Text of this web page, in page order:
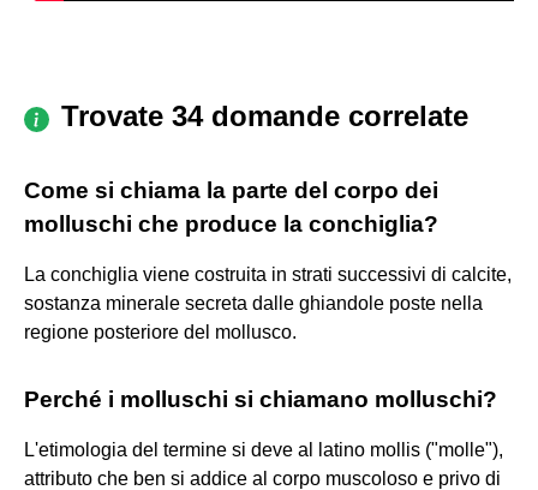
Trovate 34 domande correlate
Come si chiama la parte del corpo dei
molluschi che produce la conchiglia?
La conchiglia viene costruita in strati successivi di calcite,
sostanza minerale secreta dalle ghiandole poste nella
regione posteriore del mollusco.
Perché i molluschi si chiamano molluschi?
L'etimologia del termine si deve al latino mollis ("molle"),
attributo che ben si addice al corpo muscoloso e privo di